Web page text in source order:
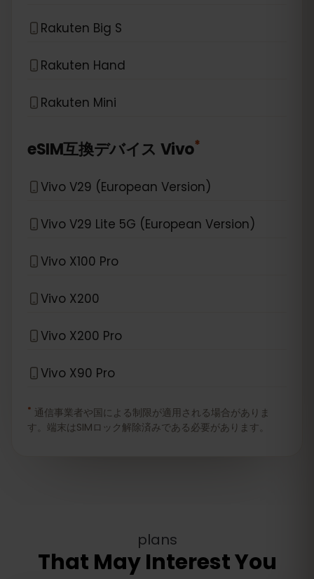
Rakuten Big S
Rakuten Hand
Rakuten Mini
eSIM互換デバイス Vivo*
Vivo V29 (European Version)
Vivo V29 Lite 5G (European Version)
Vivo X100 Pro
Vivo X200
Vivo X200 Pro
Vivo X90 Pro
* 通信事業者や国による制限が適用される場合がありま
す。端末はSIMロック解除済みである必要があります。
plans
That May Interest You